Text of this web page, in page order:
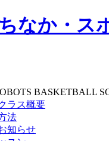
BASKETBALL
ラス概要
法
知らせ